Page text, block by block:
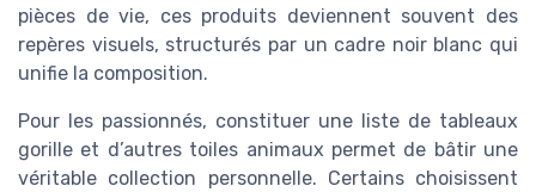
pièces de vie, ces produits deviennent souvent des
repères visuels, structurés par un cadre noir blanc qui
unifie la composition.
Pour les passionnés, constituer une liste de tableaux
gorille et d’autres toiles animaux permet de bâtir une
véritable collection personnelle. Certains choisissent